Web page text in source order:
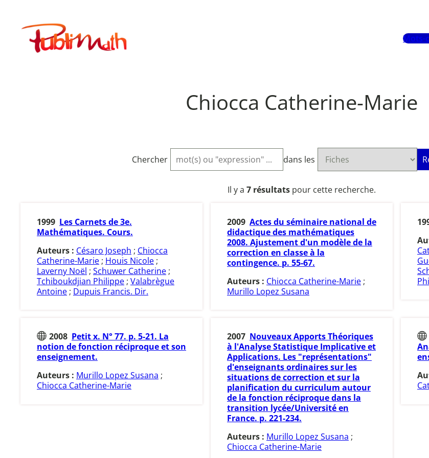
contenuPublimath
Mots-
Chiocca Catherine-Marie
Chercher dans les
Il y a 7 résultats pour cette recherche.
1999 Les Carnets de 3e.
Mathématiques. Cours.
Auteurs : Césaro Joseph ; Chiocca
Catherine-Marie ; Houis Nicole ;
Laverny Noël ; Schuwer Catherine ;
Tchiboukdjian Philippe ; Valabrègue
Antoine ; Dupuis Francis. Dir.
2009 Actes du séminaire national de
didactique des mathématiques
2008. Ajustement d'un modèle de la
correction en classe à la
contingence. p. 55-67.
Auteurs : Chiocca Catherine-Marie ;
Murillo Lopez Susana
2008 Petit x. N° 77. p. 5-21. La
notion de fonction réciproque et son
enseignement.
Auteurs : Murillo Lopez Susana ;
Chiocca Catherine-Marie
2007 Nouveaux Apports Théoriques
à l'Analyse Statistique Implicative et
Applications. Les "représentations"
d'enseignants ordinaires sur les
situations de correction et sur la
planification du curriculum autour
de la fonction réciproque dans la
transition lycée/Université en
France. p. 221-234.
Auteurs : Murillo Lopez Susana ;
Chiocca Catherine-Marie